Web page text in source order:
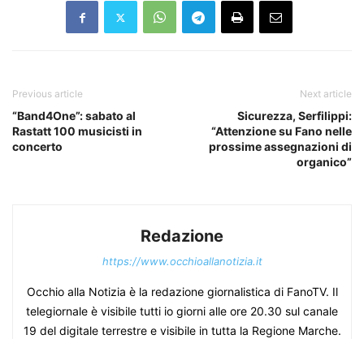
Previous article
“Band4One”: sabato al
Rastatt 100 musicisti in
concerto
Next article
Sicurezza, Serfilippi:
“Attenzione su Fano nelle
prossime assegnazioni di
organico”
Redazione
https://www.occhioallanotizia.it
Occhio alla Notizia è la redazione giornalistica di FanoTV. Il
telegiornale è visibile tutti io giorni alle ore 20.30 sul canale
19 del digitale terrestre e visibile in tutta la Regione Marche.